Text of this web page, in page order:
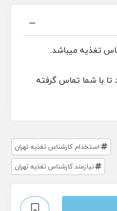
تغذیه میباشد.
با شما تماس گرفته
استخدام کارشناس تغذیه تهران
نیازمند کارشناس تغذیه تهران